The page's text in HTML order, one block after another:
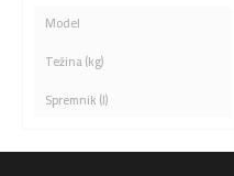
Model
Težina (kg)
Spremnik (l)